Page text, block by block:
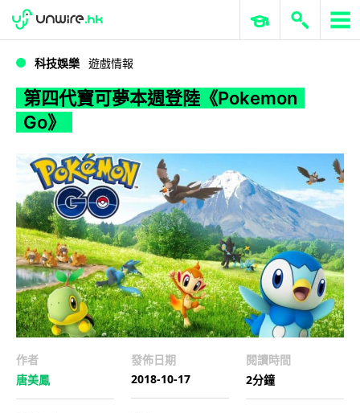
第四代寶可夢本週登陸《Pokemon Go》
WWDC 2026 ERP 與商業 AI
科技娛樂 遊戲情報
第四代寶可夢本週登陸《Pokemon
Go》
作者
唐美鳳
發佈日期
2018-10-17
閱讀時間
2分鐘